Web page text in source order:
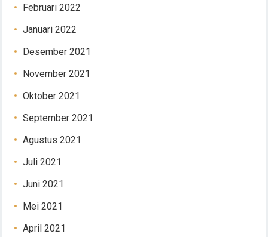
Februari 2022
Januari 2022
Desember 2021
November 2021
Oktober 2021
September 2021
Agustus 2021
Juli 2021
Juni 2021
Mei 2021
April 2021